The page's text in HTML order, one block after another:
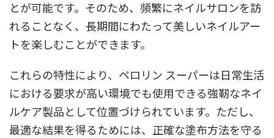
とが可能です。そのため、頻繁にネイルサロンを訪
れることなく、長期間にわたって美しいネイルアー
トを楽しむことができます。
これらの特性により、ペロリン スーパーは日常生活
における要求が高い環境でも使用できる強靭なネイ
ルケア製品として位置づけられています。ただし、
最適な結果を得るためには、正確な塗布方法を守る